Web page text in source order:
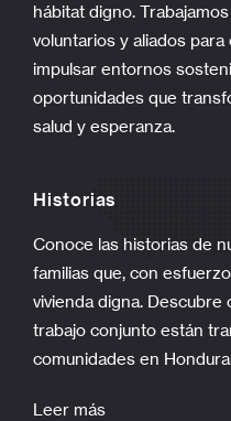
hábitat digno.
voluntarios y aliados
impulsar entornos
oportunidades que
salud y esperanza.
Historias
Conoce las historias de
familias que, con
vivienda digna. Descubre
trabajo conjunto están
comunidades en
Leer más